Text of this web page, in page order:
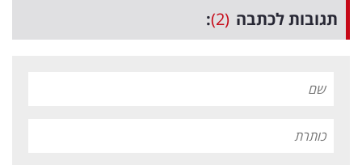
תגובות לכתבה (2)
: